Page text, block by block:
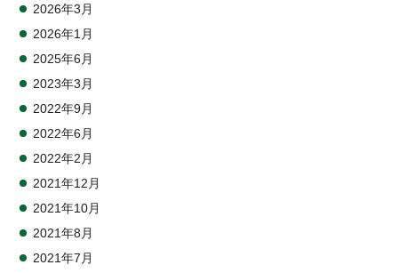
2026年3月
2026年1月
2025年6月
2023年3月
2022年9月
2022年6月
2022年2月
2021年12月
2021年10月
2021年8月
2021年7月